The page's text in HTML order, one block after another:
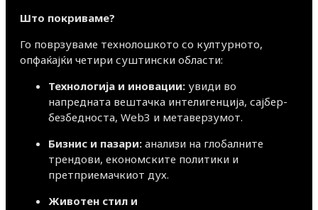
Што покриваме?
Го поврзуваме технолошкото со културното,
опфаќајќи четири суштински области:
Технологија и иновации: увиди во
напредната вештачка интелигенција, сајбер-
безбедноста, Web3 и метаверзумот.
Бизнис и пазари: анализи на глобалните
трендови, економските политики и
претприемачкиот дух.
Животен стил и